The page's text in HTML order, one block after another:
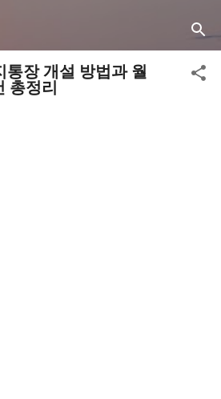
통장 개설 방법과 월
총정리